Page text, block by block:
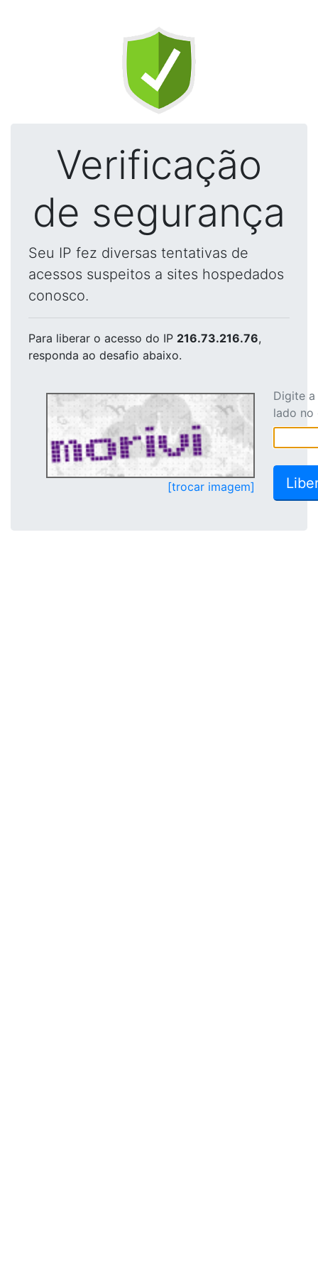
Verificação
de segurança
Seu IP fez diversas tentativas de
acessos suspeitos a sites hospedados
conosco.
Para liberar o acesso do IP 216.73.216.76,
responda ao desafio abaixo.
[trocar imagem]
Digite
lado no